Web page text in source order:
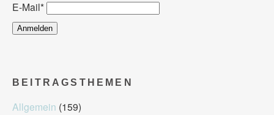
E-Mail*
BEITRAGSTHEMEN
Allgemein (159)